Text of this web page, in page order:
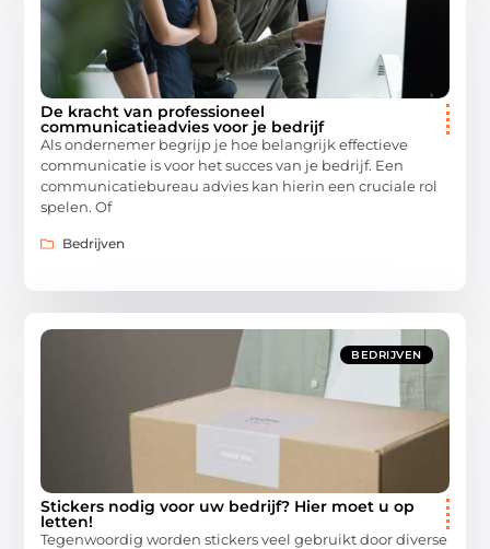
De kracht van professioneel
communicatieadvies voor je bedrijf
Als ondernemer begrijp je hoe belangrijk effectieve
communicatie is voor het succes van je bedrijf. Een
communicatiebureau advies kan hierin een cruciale rol
spelen. Of
Bedrijven
BEDRIJVEN
Stickers nodig voor uw bedrijf? Hier moet u op
letten!
Tegenwoordig worden stickers veel gebruikt door diverse